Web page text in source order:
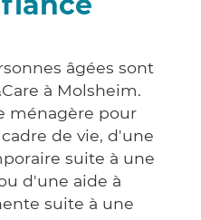
âgées sont
à Molsheim.
ménagère pour
de vie, d'une
suite à une
d'une aide à
suite à une